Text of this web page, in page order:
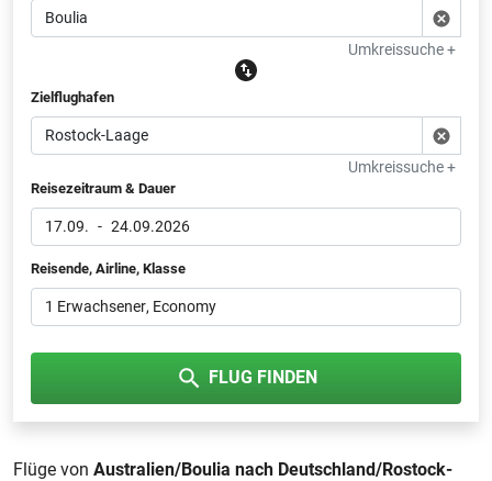
Umkreissuche +
Zielflughafen
Umkreissuche +
Reisezeitraum & Dauer
17.09. - 24.09.2026
Reisende, Airline, Klasse
1 Erwachsener, Economy
FLUG FINDEN
Flüge von Australien/Boulia nach Deutschland/Rostock-